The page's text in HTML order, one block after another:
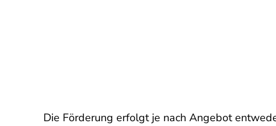
Die Förderung erfolgt je nach Angebot